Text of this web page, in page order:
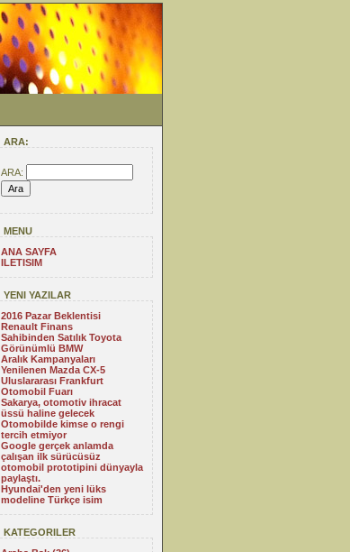
ARA:
ARA:
MENU
ANA SAYFA
ILETISIM
YENI YAZILAR
2016 Pazar Beklentisi
Renault Finans
Sahibinden Satılık Toyota
Görünümlü BMW
Aralık Kampanyaları
Yenilenen Mazda CX-5
Uluslararası Frankfurt
Otomobil Fuarı
Sakarya, otomotiv ihracat
üssü haline gelecek
Otomobilde kimse o rengi
tercih etmiyor
Google gerçek anlamda
çalışan ilk sürücüsüz
otomobil prototipini dünyayla
paylaştı.
Hyundai'den yeni lüks
modeline Türkçe isim
KATEGORILER